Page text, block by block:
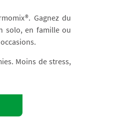
Gagnez du
solo, en famille ou
Moins de stress,